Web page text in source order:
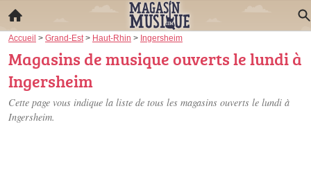
Accueil > Grand-Est > Haut-Rhin > Ingersheim
Magasins de musique ouverts le lundi à
Ingersheim
Cette page vous indique la liste de tous les magasins ouverts le lundi à
Ingersheim.